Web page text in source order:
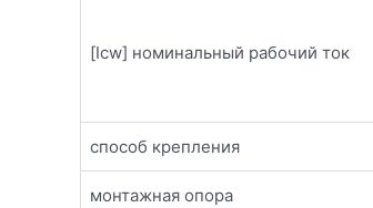
[Icw] номинальный рабочий ток
способ крепления
монтажная опора